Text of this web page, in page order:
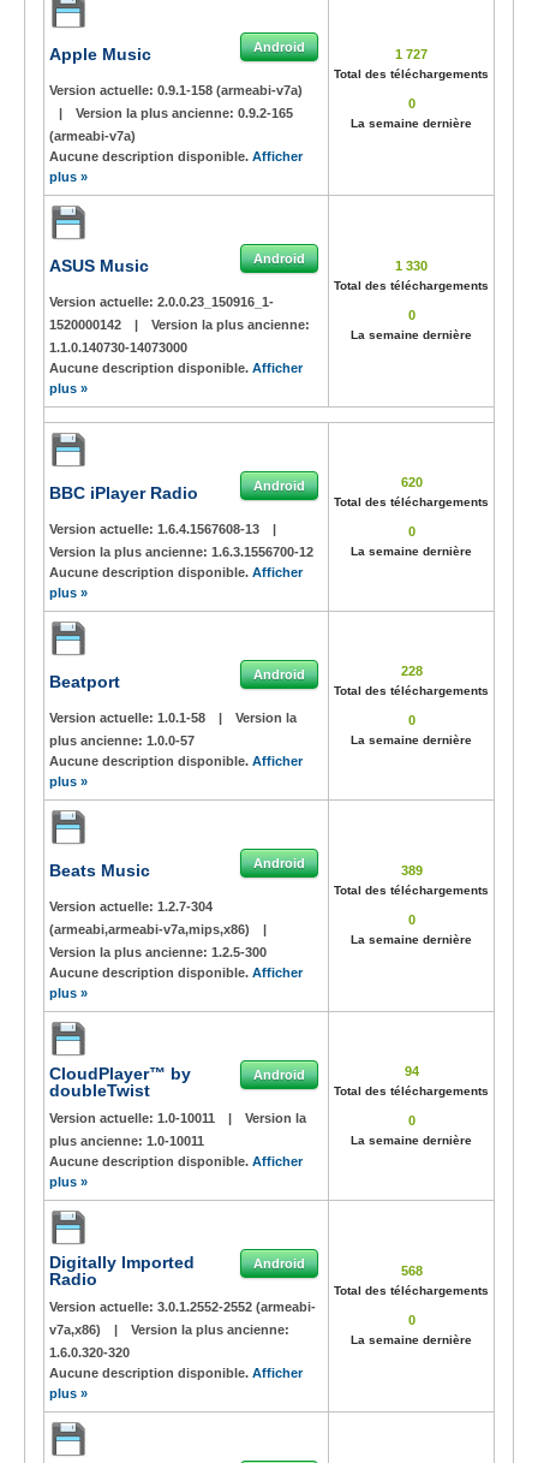
Apple Music Android
Version actuelle: 0.9.1-158 (armeabi-v7a)
|
Version la plus ancienne: 0.9.2-165
(armeabi-v7a)
Aucune description disponible. Afficher
plus »
1 727
Total des téléchargements
0
La semaine dernière
ASUS Music Android
Version actuelle: 2.0.0.23_150916_1-
1520000142
|
Version la plus ancienne:
1.1.0.140730-14073000
Aucune description disponible. Afficher
plus »
1 330
Total des téléchargements
0
La semaine dernière
BBC iPlayer Radio Android
Version actuelle: 1.6.4.1567608-13
|
Version la plus ancienne: 1.6.3.1556700-12
Aucune description disponible. Afficher
plus »
620
Total des téléchargements
0
La semaine dernière
Beatport Android
Version actuelle: 1.0.1-58 |
Version la
plus ancienne: 1.0.0-57
Aucune description disponible. Afficher
plus »
228
Total des téléchargements
0
La semaine dernière
Beats Music Android
Version actuelle: 1.2.7-304
(armeabi,armeabi-v7a,mips,x86)
|
Version la plus ancienne: 1.2.5-300
Aucune description disponible. Afficher
plus »
389
Total des téléchargements
0
La semaine dernière
CloudPlayer™ by
doubleTwist
Android
Version actuelle: 1.0-10011 |
Version la
plus ancienne: 1.0-10011
Aucune description disponible. Afficher
plus »
94
Total des téléchargements
0
La semaine dernière
Digitally Imported
Radio
Android
Version actuelle: 3.0.1.2552-2552 (armeabi-
v7a,x86)
|
Version la plus ancienne:
1.6.0.320-320
Aucune description disponible. Afficher
plus »
568
Total des téléchargements
0
La semaine dernière